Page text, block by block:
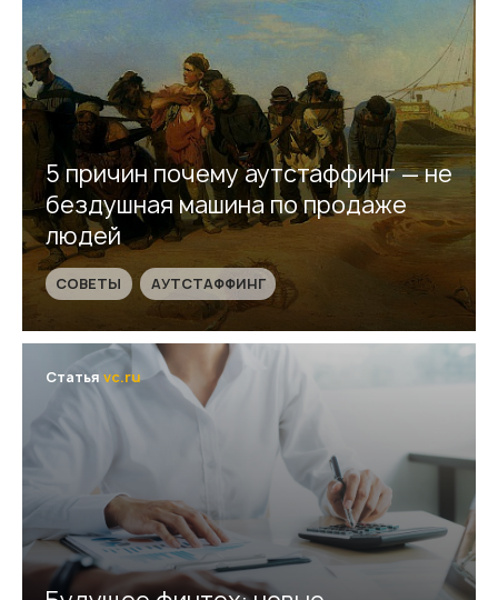
5 причин почему аутстаффинг — не
бездушная машина по продаже
людей
СОВЕТЫ АУТСТАФФИНГ
Статья vc.ru